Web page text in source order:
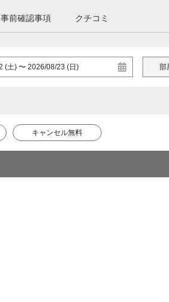
事前確認事項 クチコミ
部
キャンセル無料